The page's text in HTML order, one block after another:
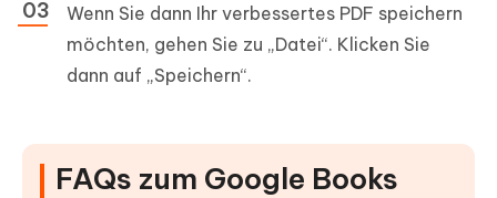
Wenn Sie dann Ihr verbessertes PDF speichern
möchten, gehen Sie zu „Datei“. Klicken Sie
dann auf „Speichern“.
FAQs zum Google Books